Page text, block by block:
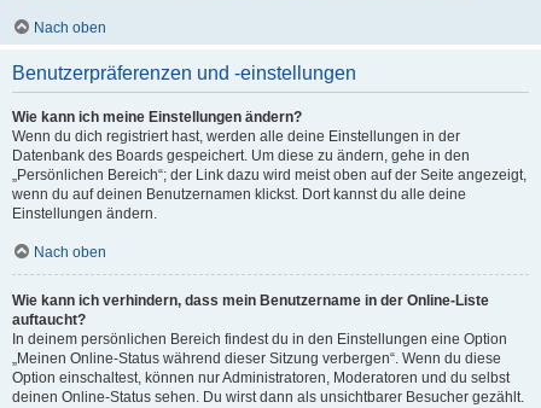
Nach oben
Benutzerpräferenzen und -einstellungen
Wie kann ich meine Einstellungen ändern?
Wenn du dich registriert hast, werden alle deine Einstellungen in der
Datenbank des Boards gespeichert. Um diese zu ändern, gehe in den
„Persönlichen Bereich“; der Link dazu wird meist oben auf der Seite angezeigt,
wenn du auf deinen Benutzernamen klickst. Dort kannst du alle deine
Einstellungen ändern.
Nach oben
Wie kann ich verhindern, dass mein Benutzername in der Online-Liste
auftaucht?
In deinem persönlichen Bereich findest du in den Einstellungen eine Option
„Meinen Online-Status während dieser Sitzung verbergen“. Wenn du diese
Option einschaltest, können nur Administratoren, Moderatoren und du selbst
deinen Online-Status sehen. Du wirst dann als unsichtbarer Besucher gezählt.